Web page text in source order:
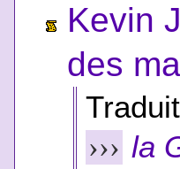
Kevin
des
››› la